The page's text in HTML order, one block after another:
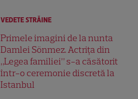
VEDETE STRĂINE
Primele imagini de la nunta
Damlei Sönmez. Actrița din
„Legea familiei” s-a căsătorit
într-o ceremonie discretă la
Istanbul